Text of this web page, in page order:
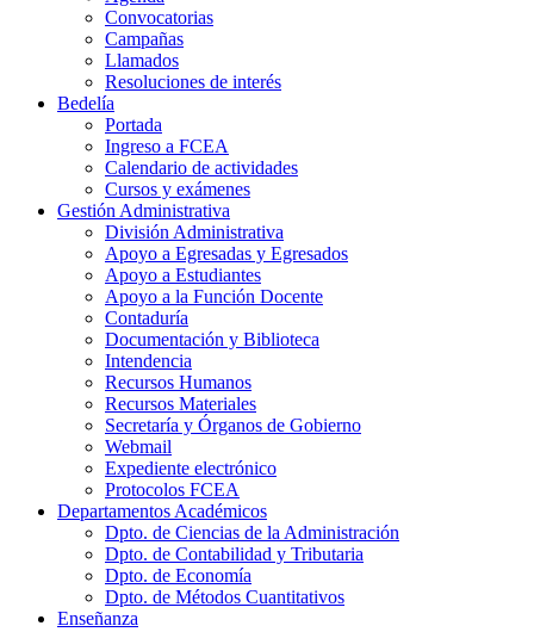
Convocatorias
Campañas
Llamados
Resoluciones de interés
Bedelía
Portada
Ingreso a FCEA
Calendario de actividades
Cursos y exámenes
Gestión Administrativa
División Administrativa
Apoyo a Egresadas y Egresados
Apoyo a Estudiantes
Apoyo a la Función Docente
Contaduría
Documentación y Biblioteca
Intendencia
Recursos Humanos
Recursos Materiales
Secretaría y Órganos de Gobierno
Webmail
Expediente electrónico
Protocolos FCEA
Departamentos Académicos
Dpto. de Ciencias de la Administración
Dpto. de Contabilidad y Tributaria
Dpto. de Economía
Dpto. de Métodos Cuantitativos
Enseñanza